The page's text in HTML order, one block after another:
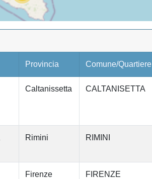
Provincia Comune/Quartiere
Caltanissetta CALTANISETTA
Rimini RIMINI
Firenze FIRENZE